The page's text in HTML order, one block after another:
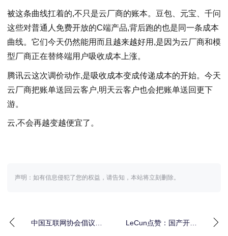
被这条曲线扛着的,不只是云厂商的账本。豆包、元宝、千问
这些对普通人免费开放的C端产品,背后跑的也是同一条成本
曲线。它们今天仍然能用而且越来越好用,是因为云厂商和模
型厂商正在替终端用户吸收成本上涨。
腾讯云这次调价动作,是吸收成本变成传递成本的开始。今天
云厂商把账单送回云客户,明天云客户也会把账单送回更下
游。
云,不会再越变越便宜了。
声明：如有信息侵犯了您的权益，请告知，本站将立刻删除。
中国互联网协会倡议：
LeCun点赞：国产开源